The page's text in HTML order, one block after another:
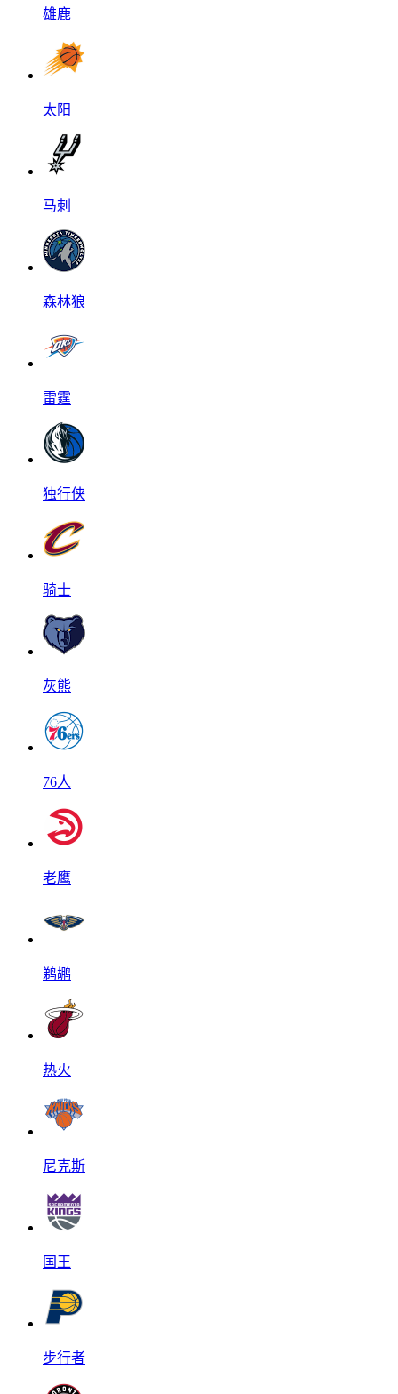
雄鹿
太阳
马刺
森林狼
雷霆
独行侠
骑士
灰熊
76人
老鹰
鹈鹕
热火
尼克斯
国王
步行者